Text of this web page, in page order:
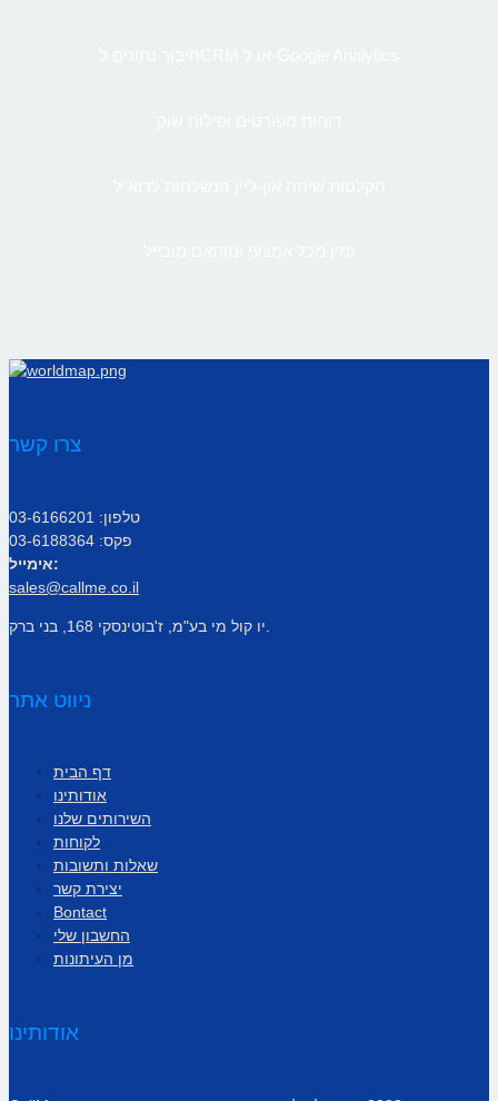
צרו קשר
טלפון: 03-6166201
פקס: 03-6188364
אימייל:
sales@callme.co.il
ניווט אתר
דף הבית
אודותינו
השירותים שלנו
לקוחות
שאלות ותשובות
יצירת קשר
Bontact
החשבון שלי
מן העיתונות
אודותינו